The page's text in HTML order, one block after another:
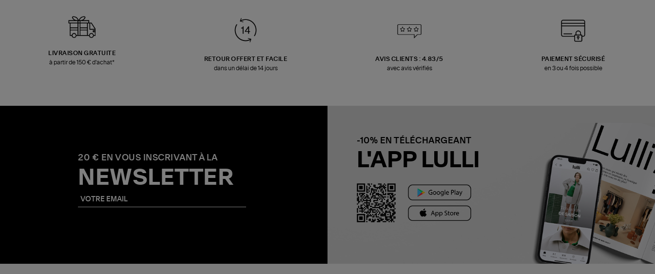
LIVRAISON GRATUITE
à partir de 150 € d'achat*
RETOUR OFFERT ET FACILE
dans un délai de 14 jours
AVIS CLIENTS : 4.83/5
avec avis vérifiés
PAIEMENT SÉCURISÉ
en 3 ou 4 fois possible
20 € EN VOUS INSCRIVANT À LA
NEWSLETTER
-10% EN TÉLÉCHARGEANT
L'APP LULLI